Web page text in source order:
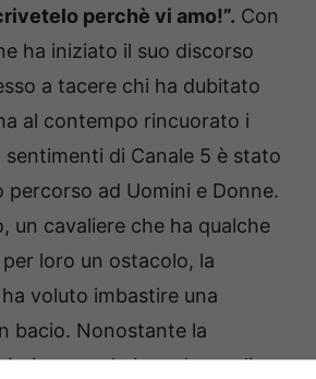
perchè vi amo!”. Con
ha iniziato il suo discorso
a tacere chi ha dubitato
al contempo rincuorato i
di Canale 5 è stato
ad Uomini e Donne.
un cavaliere che ha qualche
loro un ostacolo, la
voluto imbastire una
bacio. Nonostante la
quando la padrona di